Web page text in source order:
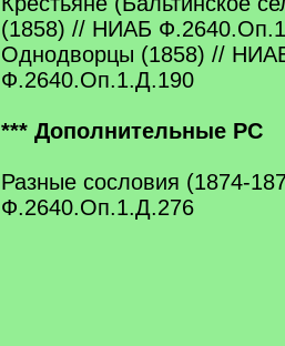
(1858) // НИАБ
Однодворцы (1858) //
Ф.2640.Оп.1.Д.190
*** Дополнительные РС
Разные сословия (1874-
Ф.2640.Оп.1.Д.276